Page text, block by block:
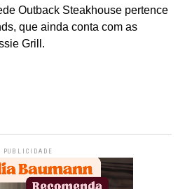
Outback Steakhouse pertence
que ainda conta com as
Grill.
PUBLICIDADE